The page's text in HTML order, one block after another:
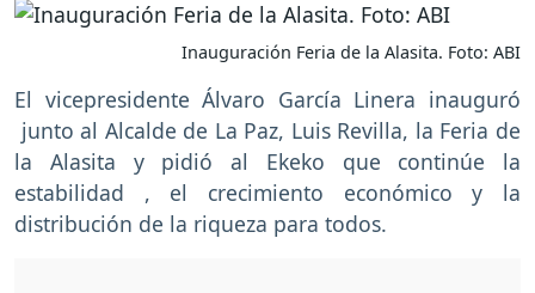
Inauguración Feria de la Alasita. Foto: ABI
El vicepresidente Álvaro García Linera inauguró
junto al Alcalde de La Paz, Luis Revilla, la Feria de
la Alasita y pidió al Ekeko que continúe la
estabilidad , el crecimiento económico y la
distribución de la riqueza para todos.